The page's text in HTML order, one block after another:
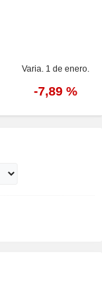
Varia. 1 de enero.
-7,89 %